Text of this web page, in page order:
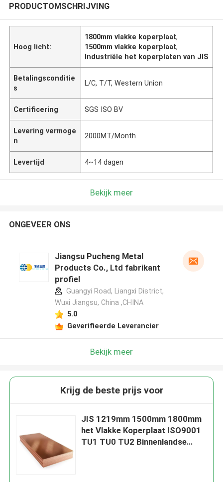
PRODUCTOMSCHRIJVING
Hoog licht:
1800mm vlakke koperplaat,
1500mm vlakke koperplaat,
Industriële het koperplaten van JIS
Betalingsconditie
s
L/C, T/T, Western Union
Certificering SGS ISO BV
Levering vermoge
n
2000MT/Month
Levertijd 4~14 dagen
Bekijk meer
ONGEVEER ONS
Jiangsu Pucheng Metal
Products Co., Ltd fabrikant
profiel
Guangyi Road, Liangxi District,
Wuxi Jiangsu, China ,CHINA
5.0
Geverifieerde Leverancier
Bekijk meer
Krijg de beste prijs voor
JIS 1219mm 1500mm 1800mm
het Vlakke Koperplaat ISO9001
TU1 TU0 TU2 Binnenlandse